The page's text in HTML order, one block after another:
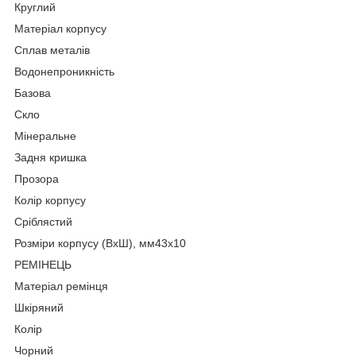
Круглий
Матеріал корпусу
Сплав металів
Водонепроникність
Базова
Скло
Мінеральне
Задня кришка
Прозора
Колір корпусу
Сріблястий
Розміри корпусу (ВхШ), мм43х10
РЕМІНЕЦЬ
Матеріал ремінця
Шкіряний
Колір
Чорний